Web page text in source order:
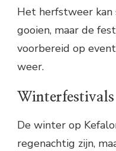
Het herfstweer
gooien, maar de
voorbereid op
weer.
Winterfestivals
De winter op
regenachtig zijn,